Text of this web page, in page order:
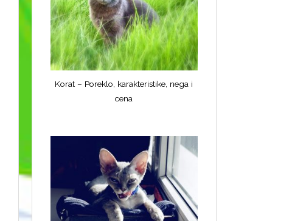
Korat – Poreklo, karakteristike, nega i
cena